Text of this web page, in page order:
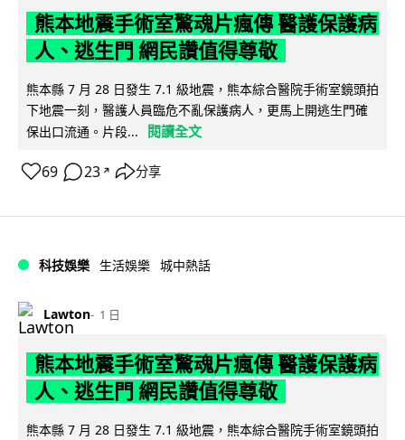
熊本地震手術室驚魂片瘋傳 醫護保護病
人、逃生門 網民讚值得尊敬
熊本縣 7 月 28 日發生 7.1 級地震，熊本綜合醫院手術室鏡頭拍
下地震一刻，醫護人員臨危不亂保護病人，更馬上開逃生門確
保出口流通。片段...
閱讀全文
69 23 ↗ 分享
科技娛樂 生活娛樂 城中熱話
Lawton 1 日
熊本地震手術室驚魂片瘋傳 醫護保護病
人、逃生門 網民讚值得尊敬
熊本縣 7 月 28 日發生 7.1 級地震，熊本綜合醫院手術室鏡頭拍